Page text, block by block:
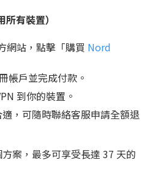
有裝置）
網站，點擊「購買 Nord
帳戶並完成付款。
到你的裝置。
，可隨時聯絡客服申請全額退
案，最多可享受長達 37 天的